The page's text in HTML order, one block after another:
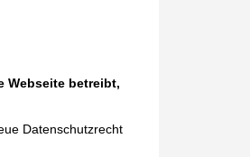
Webseite betreibt,
Datenschutzrecht